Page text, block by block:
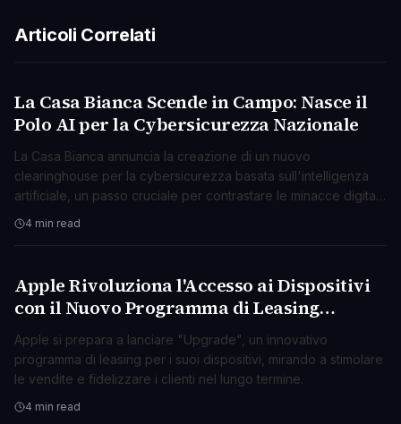
Articoli Correlati
TECNOLOGIA
La Casa Bianca Scende in Campo: Nasce il
Polo AI per la Cybersicurezza Nazionale
La Casa Bianca annuncia la creazione di un nuovo
clearinghouse per la cybersicurezza basata sull'intelligenza
artificiale, un passo cruciale per contrastare le minacce digitali
emergenti.
4 min read
TECNOLOGIA
Apple Rivoluziona l'Accesso ai Dispositivi
con il Nuovo Programma di Leasing
"Upgrade"
Apple si prepara a lanciare "Upgrade", un innovativo
programma di leasing per i suoi dispositivi, mirando a stimolare
le vendite e fidelizzare i clienti nel lungo termine.
4 min read